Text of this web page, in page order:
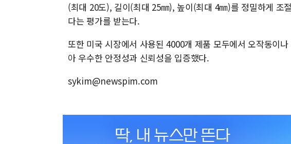
(최대 20도), 길이(최대 25㎜), 높이(최대 4㎜)를 정밀하게 조
다는 평가를 받는다.
또한 미국 시장에서 사용된 4000개 제품 모두에서 오작동이
아 우수한 안정성과 신뢰성을 입증했다.
sykim@newspim.com